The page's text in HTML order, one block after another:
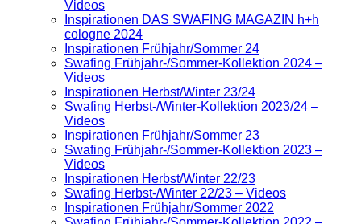
Videos
Inspirationen DAS SWAFING MAGAZIN h+h
cologne 2024
Inspirationen Frühjahr/Sommer 24
Swafing Frühjahr-/Sommer-Kollektion 2024 –
Videos
Inspirationen Herbst/Winter 23/24
Swafing Herbst-/Winter-Kollektion 2023/24 –
Videos
Inspirationen Frühjahr/Sommer 23
Swafing Frühjahr-/Sommer-Kollektion 2023 –
Videos
Inspirationen Herbst/Winter 22/23
Swafing Herbst-/Winter 22/23 – Videos
Inspirationen Frühjahr/Sommer 2022